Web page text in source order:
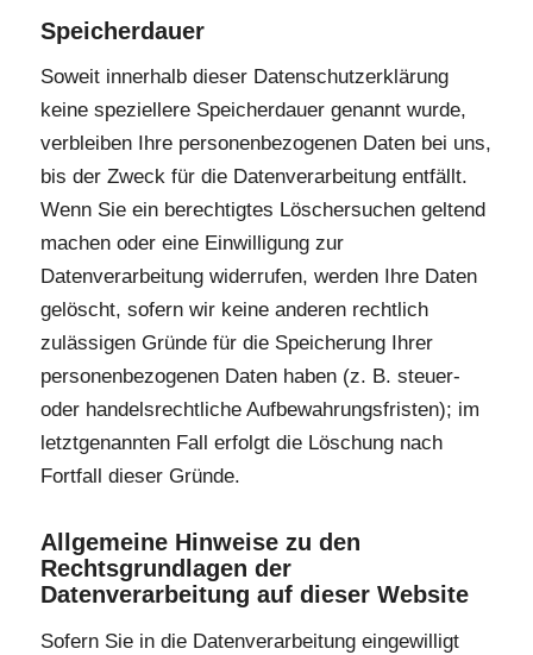
Speicherdauer
Soweit innerhalb dieser Datenschutzerklärung
keine speziellere Speicherdauer genannt wurde,
verbleiben Ihre personenbezogenen Daten bei uns,
bis der Zweck für die Datenverarbeitung entfällt.
Wenn Sie ein berechtigtes Löschersuchen geltend
machen oder eine Einwilligung zur
Datenverarbeitung widerrufen, werden Ihre Daten
gelöscht, sofern wir keine anderen rechtlich
zulässigen Gründe für die Speicherung Ihrer
personenbezogenen Daten haben (z. B. steuer-
oder handelsrechtliche Aufbewahrungsfristen); im
letztgenannten Fall erfolgt die Löschung nach
Fortfall dieser Gründe.
Allgemeine Hinweise zu den
Rechtsgrundlagen der
Datenverarbeitung auf dieser Website
Sofern Sie in die Datenverarbeitung eingewilligt